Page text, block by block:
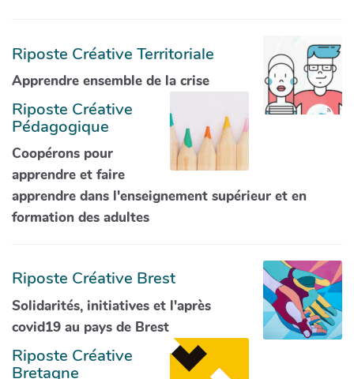
Riposte Créative Territoriale
Apprendre ensemble de la crise
Riposte Créative
Pédagogique
Coopérons pour
apprendre et faire
apprendre dans l'enseignement supérieur et en
formation des adultes
Riposte Créative Brest
Solidarités, initiatives et l'après
covid19 au pays de Brest
Riposte Créative
Bretagne